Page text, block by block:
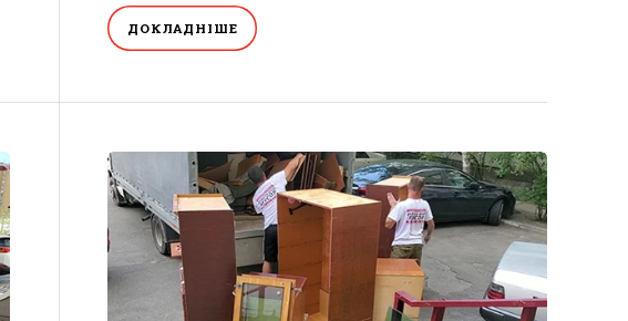
ДОКЛАДНІШЕ